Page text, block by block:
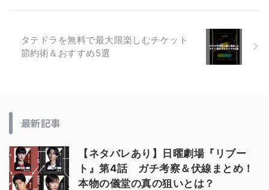
タテドラを無料で最大限楽しむチケット
節約術＆おすすめ5選
最新記事
【ネタバレあり】日曜劇場『リブー
ト』第4話 ガチ考察＆伏線まとめ！
本物の儀堂の真の狙いとは？